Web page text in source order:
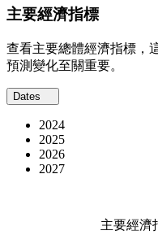
主要經濟指標
查看主要總體經濟指標，
預測變化至關重要。
Dates
2024
2025
2026
2027
主要經濟